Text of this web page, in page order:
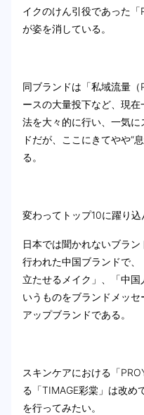
イクのけん引役であった「
が姿を消している。
同ブランドは「私域流量
ースの大量投下など、現
法を大々的に行い、一気
ドだが、ここにきてやや“
る。
変わってトップ10に躍り込
日本では聞かれないブラ
行われた中国ブランドで
立たせるメイク」、「中
いうものをブランドメッ
アップブランドである。
スキンケアにおける「
る「TIMAGE彩棠」は改め
を行ってみたい。